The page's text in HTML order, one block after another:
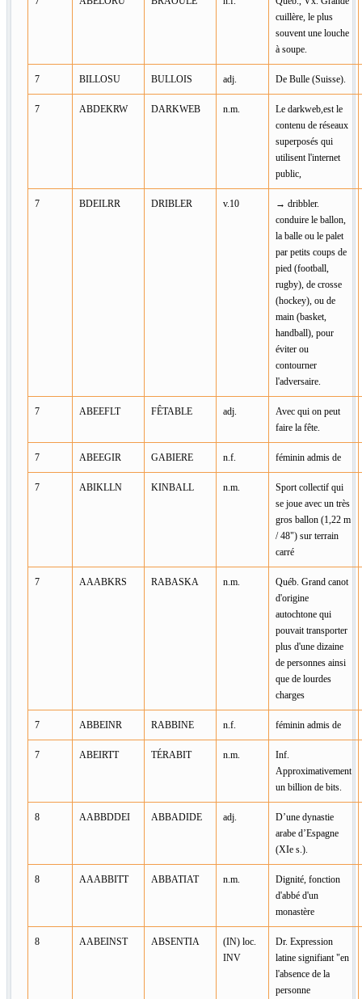
cuillère, le plus
souvent une louche
à soupe.
7 BILLOSU BULLOIS adj. De Bulle (Suisse).
7 ABDEKRW DARKWEB n.m.
Le darkweb,est le
contenu de réseaux
superposés qui
utilisent l'internet
public,
7 BDEILRR DRIBLER v.10
→ dribbler.
conduire le ballon,
la balle ou le palet
par petits coups de
pied (football,
rugby), de crosse
(hockey), ou de
main (basket,
handball), pour
éviter ou
contourner
l'adversaire.
7 ABEEFLT FÊTABLE adj.
Avec qui on peut
faire la fête.
7 ABEEGIR GABIERE n.f. féminin admis de
7 ABIKLLN KINBALL n.m.
Sport collectif qui
se joue avec un très
gros ballon (1,22 m
/ 48") sur terrain
carré
7 AAABKRS RABASKA n.m.
Québ. Grand canot
d'origine
autochtone qui
pouvait transporter
plus d'une dizaine
de personnes ainsi
que de lourdes
charges
7 ABBEINR RABBINE n.f. féminin admis de
7 ABEIRTT TÉRABIT n.m.
Inf.
Approximativement
un billion de bits.
8 AABBDDEI ABBADIDE adj.
D’une dynastie
arabe d’Espagne
(XIe s.).
8 AAABBITT ABBATIAT n.m.
Dignité, fonction
d'abbé d'un
monastère
8 AABEINST ABSENTIA
(IN) loc.
INV
Dr. Expression
latine signifiant "en
l'absence de la
personne